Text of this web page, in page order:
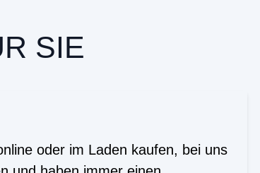
SIE
oder im Laden kaufen, bei uns